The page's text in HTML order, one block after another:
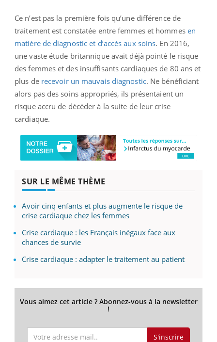
Ce n’est pas la première fois qu’une différence de
traitement est constatée entre femmes et hommes en
matière de diagnostic et d’accès aux soins. En 2016,
une vaste étude britannique avait déjà pointé le risque
des femmes et des insuffisants cardiaques de 80 ans et
plus de recevoir un mauvais diagnostic. Ne bénéficiant
alors pas des soins appropriés, ils présentaient un
risque accru de décéder à la suite de leur crise
cardiaque.
SUR LE MÊME THÈME
Avoir cinq enfants et plus augmente le risque de
crise cardiaque chez les femmes
Crise cardiaque : les Français inégaux face aux
chances de survie
Crise cardiaque : adapter le traitement au patient
Vous aimez cet article ? Abonnez-vous à la newsletter
!
S'inscrire